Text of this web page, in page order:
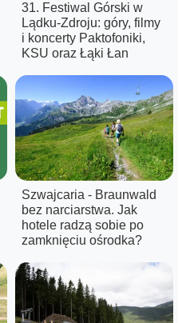
31. Festiwal Górski w
Lądku-Zdroju: góry, filmy
i koncerty Paktofoniki,
KSU oraz Łąki Łan
Szwajcaria - Braunwald
bez narciarstwa. Jak
hotele radzą sobie po
zamknięciu ośrodka?